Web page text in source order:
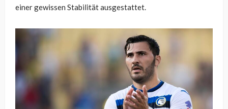
einer gewissen Stabilität ausgestattet.